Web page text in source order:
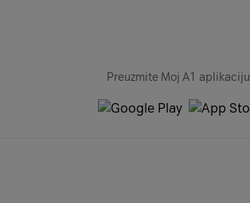
Preuzmite Moj A1 aplikaciju